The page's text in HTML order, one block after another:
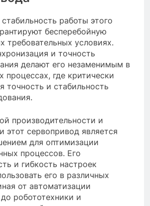
работы этого
бесперебойную
требовательных условиях.
и точность
делают его незаменимым в
где критически
точность и стабильность
производительности и
этот сервопривод является
для оптимизации
процессов. Его
и гибкость настроек
его в различных
от автоматизации
робототехники и